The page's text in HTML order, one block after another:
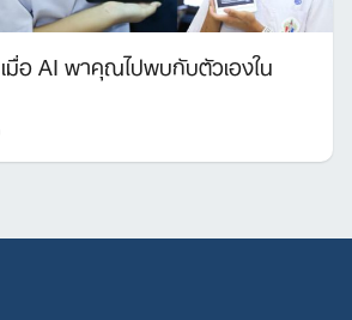
มื่อ AI พาคุณไปพบกับตัวเองใน